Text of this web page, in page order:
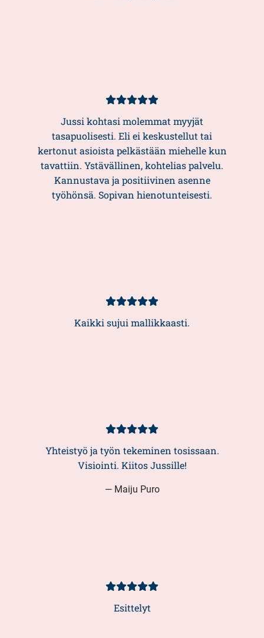
Kundbetyg
5/5
Jussi kohtasi molemmat myyjät
tasapuolisesti. Eli ei keskustellut tai
kertonut asioista pelkästään miehelle kun
tavattiin. Ystävällinen, kohtelias palvelu.
Kannustava ja positiivinen asenne
työhönsä. Sopivan hienotunteisesti.
Kundbetyg
5/5
Kaikki sujui mallikkaasti.
Kundbetyg
5/5
Yhteistyö ja työn tekeminen tosissaan.
Visiointi. Kiitos Jussille!
— Maiju Puro
Kundbetyg
5/5Esittelyt